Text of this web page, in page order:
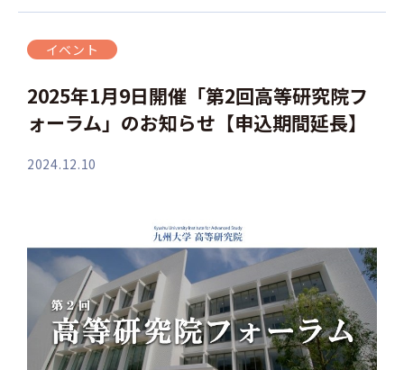
イベント
2025年1月9日開催「第2回高等研究院フ
ォーラム」のお知らせ【申込期間延長】
2024.12.10